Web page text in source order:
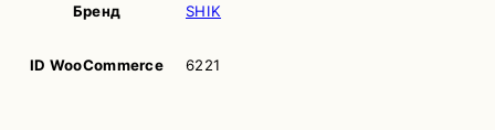
Бренд SHIK
ID WooCommerce 6221